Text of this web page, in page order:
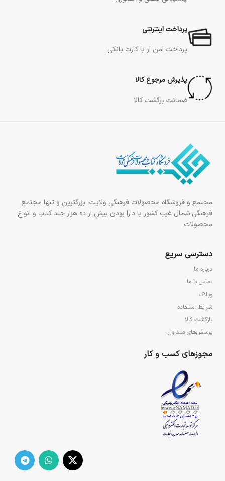
پرداخت اینترنتی
پرداخت امن از با کارت بانکی
پذیرش مرجوع کالا
ضمانت برگشت کالا
مجتمع و فروشگاه محصولات فرهنگی ولایت، بزرگترین و تنها مجتمع
فرهنگی شمال غرب کشور با دارا بودن بیش از ده هزار جلد کتاب و انواع
محصولات
دسترسی سریع
درباره ما
تماس با ما
وبلاگ
شرایط استفاده
بازگشت کالا
پرسش‌های متداول
مجوزهای کسب و کار